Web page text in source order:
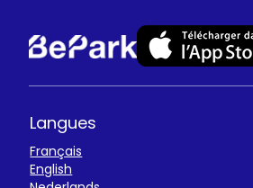
Langues
Français
English